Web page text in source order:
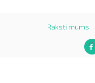
Raksti mums